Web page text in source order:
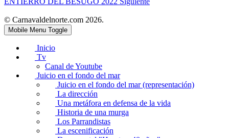
© Carnavaldelnorte.com 2026.
Mobile Menu Toggle
Inicio
Tv
Canal de Youtube
Juicio en el fondo del mar
Juicio en el fondo del mar (representación)
La dirección
Una metáfora en defensa de la vida
Historia de una murga
Los Parrandistas
La escenificación